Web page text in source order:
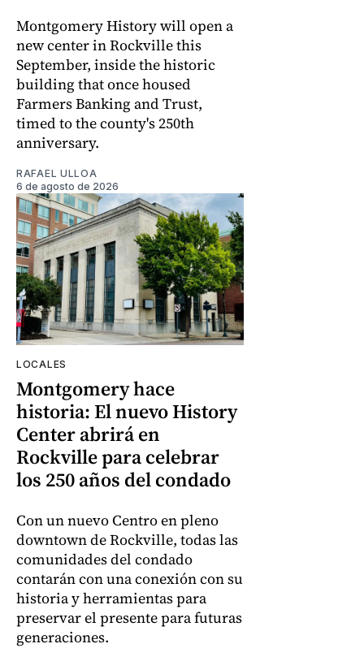
Montgomery History will open a
new center in Rockville this
September, inside the historic
building that once housed
Farmers Banking and Trust,
timed to the county's 250th
anniversary.
RAFAEL ULLOA
6 de agosto de 2026
LOCALES
Montgomery hace
historia: El nuevo History
Center abrirá en
Rockville para celebrar
los 250 años del condado
Con un nuevo Centro en pleno
downtown de Rockville, todas las
comunidades del condado
contarán con una conexión con su
historia y herramientas para
preservar el presente para futuras
generaciones.